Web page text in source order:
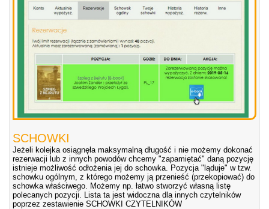
SCHOWKI
Jeżeli kolejka osiągnęła maksymalną długość i nie możemy dokonać
rezerwacji lub z innych powodów chcemy "zapamiętać" daną pozycję
istnieje możliwość odłożenia jej do schowka. Pozycja "ląduje" w tzw.
schowku ogólnym, z którego możemy ją przenieść (przekopiować) do
schowka właściwego. Możemy np. łatwo stworzyć własną listę
polecanych pozycji. Lista ta jest widoczna dla innych czytelników
poprzez zestawienie SCHOWKI CZYTELNIKÓW